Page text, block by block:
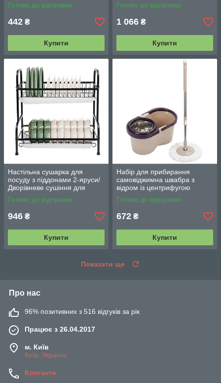
/ Підлогова вузька стелаж-
етажерка
Готово до відправки
442 ₴
Купити
для голови, шиї
Готово до відправки
1 066 ₴
Купити
Настільна сушарка для
посуду з піддонами 2-яруси/
Дворівневе сушіння для
посуду Double Layered
Kitchen Rack
Готово до відправки
946 ₴
Купити
Набір для прибирання
самовіджимна швабра з
відром із центрифугою
Rotating Mop 360/Троба
швабра стрічка
Готово до відправки
672 ₴
Купити
Показати ще
Про нас
96% позитивних з 516 відгуків за рік
Працює з 26.04.2017
м. Київ
Київ, Україна
Контакти